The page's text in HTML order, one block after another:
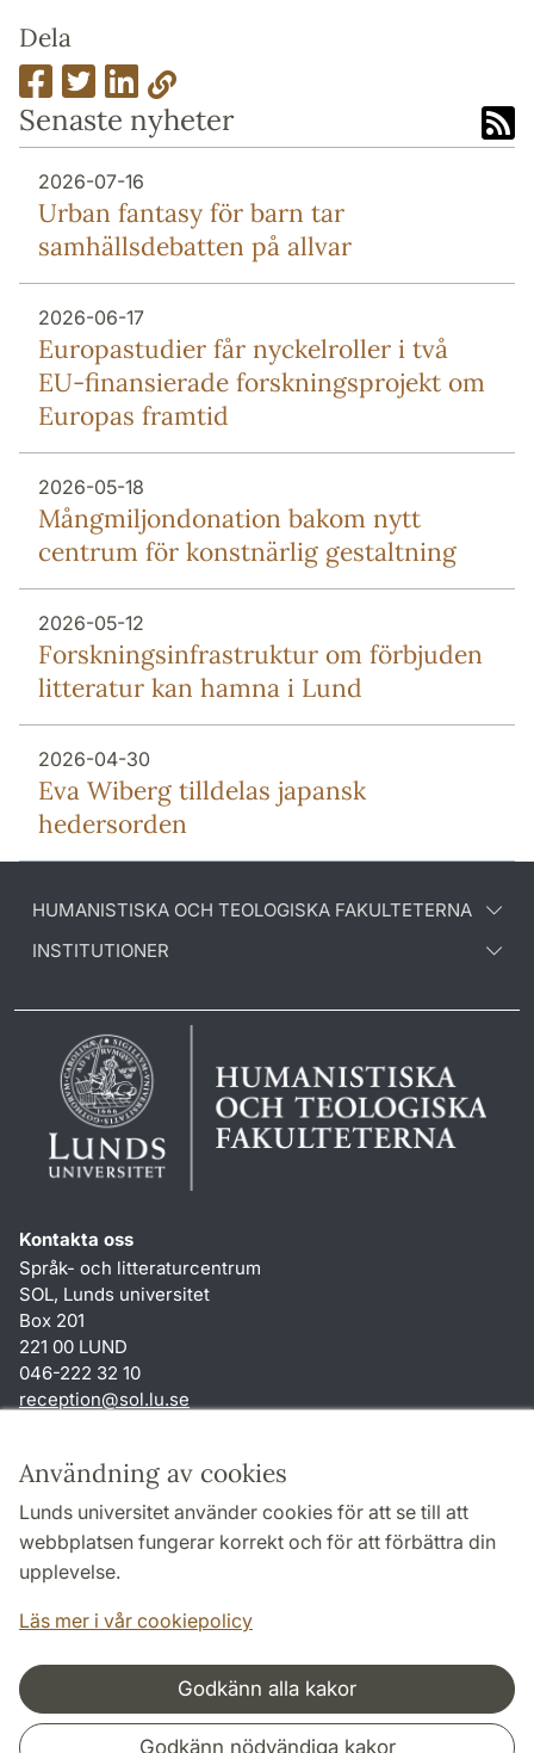
Användning av cookies
Lunds universitet använder cookies för att se till att
webbplatsen fungerar korrekt och för att förbättra din
upplevelse.
Läs mer i vår cookiepolicy
Godkänn alla kakor
Godkänn nödvändiga kakor
Dela
Senaste nyheter
2026-07-16
Urban fantasy för barn tar
samhällsdebatten på allvar
2026-06-17
Europa­studier får nyckel­roller i två
EU-finansierade forsknings­projekt om
Europas framtid
2026-05-18
Mång­miljon­donation bakom nytt
centrum för konstnärlig gestaltning
2026-05-12
Forsknings­infrastruktur om förbjuden
litteratur kan hamna i Lund
2026-04-30
Eva Wiberg tilldelas japansk
hedersorden
HUMANISTISKA OCH TEOLOGISKA FAKULTETERNA
INSTITUTIONER
Kontakta oss
Språk- och litteraturcentrum
SOL, Lunds universitet
Box 201
221 00 LUND
046-222 32 10
reception@sol.lu.se
Genvägar
Om webbplatsen och cookies
Behandling av personuppgifter
Tillgänglighetsredogörelse
Samarbeten och nätverk